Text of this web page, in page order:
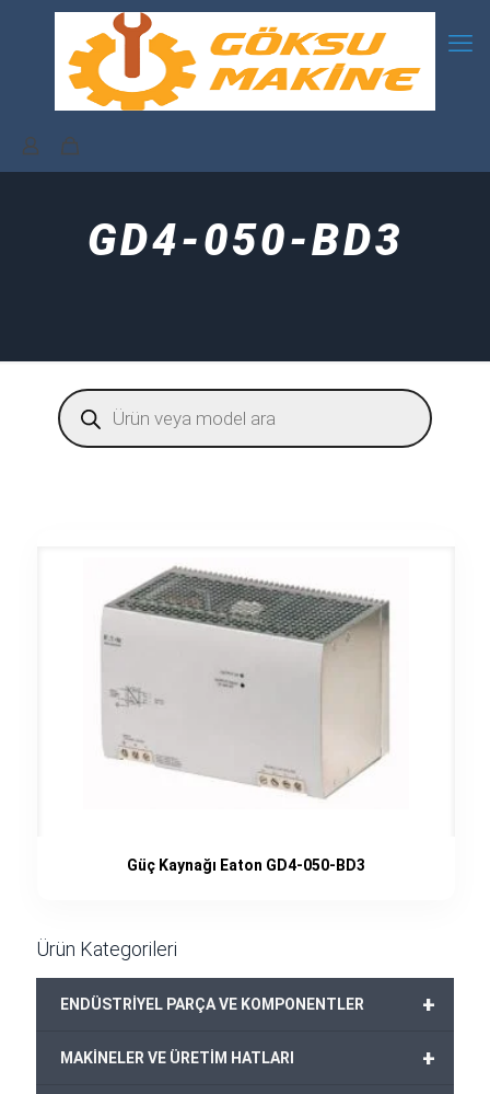
GD4-050-BD3
Products
search
Güç Kaynağı Eaton GD4-050-BD3
Ürün Kategorileri
+
ENDÜSTRİYEL PARÇA VE KOMPONENTLER
+
MAKİNELER VE ÜRETİM HATLARI